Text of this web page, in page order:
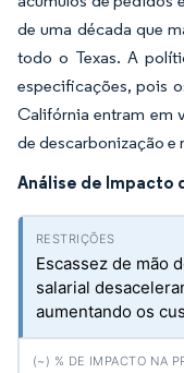
de uma década que
todo o Texas. A
especificações, pois
Califórnia entram em
de descarbonização e
Análise de Impacto
Escassez de mão
salarial
aumentando os